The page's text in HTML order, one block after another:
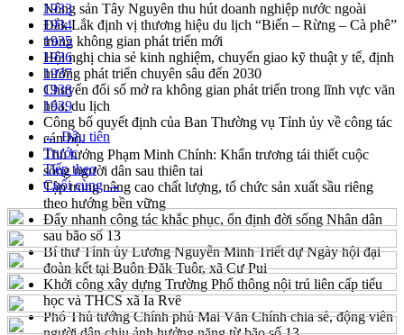
Nông sản Tây Nguyên thu hút doanh nghiệp nước ngoài
Đắk Lắk định vị thương hiệu du lịch “Biển – Rừng – Cà phê”
trong không gian phát triển mới
Hội nghị chia sẻ kinh nghiệm, chuyển giao kỹ thuật y tế, định
hướng phát triển chuyên sâu đến 2030
Chuyển đổi số mở ra không gian phát triển trong lĩnh vực văn
hóa, du lịch
Công bố quyết định của Ban Thường vụ Tỉnh ủy về công tác
cán bộ.
Thủ tướng Phạm Minh Chính: Khẩn trương tái thiết cuộc
sống người dân sau thiên tai
Tập trung nâng cao chất lượng, tổ chức sản xuất sầu riêng
theo hướng bền vững
Đẩy nhanh công tác khắc phục, ổn định đời sống Nhân dân
sau bão số 13
Bí thư Tỉnh ủy Lương Nguyễn Minh Triết dự Ngày hội đại
đoàn kết tại Buôn Đăk Tuôr, xã Cư Pui
Khởi công xây dựng Trường Phổ thông nội trú liên cấp tiểu
học và THCS xã Ia Rvê
Phó Thủ tướng Chính phủ Mai Văn Chính chia sẻ, động viên
1933
1934
1935
1936
1937
1938
1939
← Đầu tiên
Trước
Tiếp theo
Cuối cùng →